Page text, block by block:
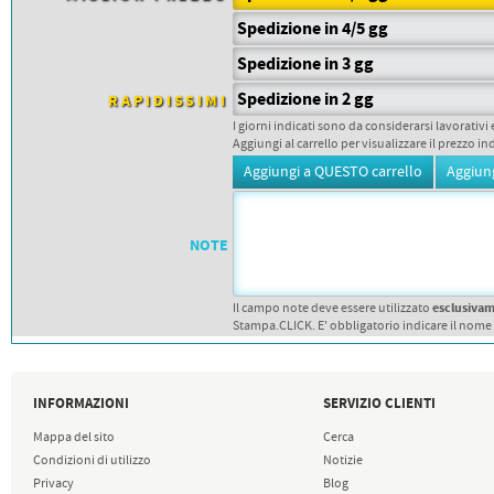
NUMERI DA GARA MTB
Spedizione in 4/5 gg
Spedizione in 3 gg
RAPIDISSIMI Spedizione in 2 gg
I giorni indicati sono da considerarsi
Aggiungi al carrello per visualizzare il prezzo
NOTE
Il campo note deve essere utilizzato
Stampa.CLICK. E' obbligatorio indicare il
INFORMAZIONI
Mappa del sito
Condizioni di utilizzo
Privacy
SERVIZIO CLIENTI
Cerca
Notizie
Blog